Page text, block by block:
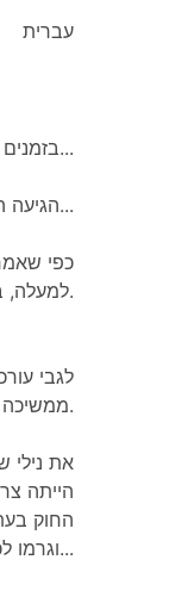
עברית
בזמנים ההם...
הגיעה השעה? 62...
כפי
למעלה, בשמיים, מידיו של הקדוש ברוך הוא.
לגבי
ממשיכה לעבוד כעורכת דין בעיר נתניה.
החוק
וגרמו לכך שיפטרו אותה מבית הספר ויסיימו את עבודתה כמורה...